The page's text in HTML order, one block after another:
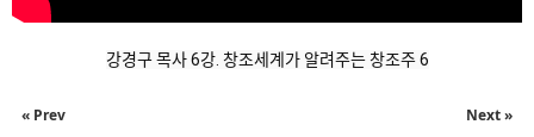
강경구 목사 6강. 창조세계가 알려주는 창조주 6
« Prev Next »